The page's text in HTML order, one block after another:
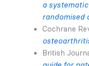
a
randomised
Cochrane
British